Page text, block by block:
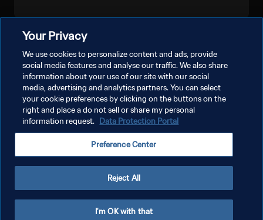
إدارة تفضيلات ملفات تعريف الارتباط
Your Privacy
We use cookies to personalize content and ads, provide
social media features and analyse our traffic. We also share
information about your use of our site with our social
media, advertising and analytics partners. You can select
your cookie preferences by clicking on the buttons on the
right and place a do not sell or share my personal
information request. Data Protection Portal
Preference Center
Reject All
I'm OK with that